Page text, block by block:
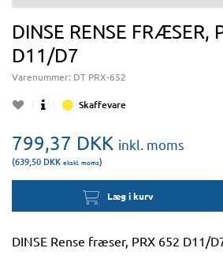
DINSE RENSE FRÆSER,
D11/D7
Varenummer: DT PRX-652
Skaffevare
799,37 DKK inkl. moms
(639,50 DKK ekskl. moms)
Læg i kurv
DINSE Rense fræser, PRX 652 D11/